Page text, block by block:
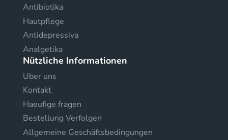
Antibiotika
Hautpflege
Antidepressiva
Analgetika
Nützliche Informationen
Uber uns
Kontakt
Haeufige fragen
Bestellung Verfolgen
Allgemeine Geschäftsbedingungen